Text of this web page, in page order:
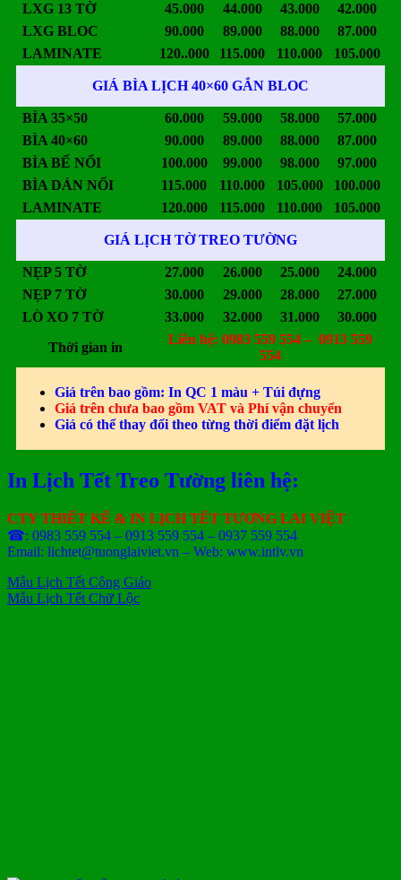
LXG 13 TỜ 45.000 44.000 43.000
42.000
LXG BLOC
90.000 89.000 88.000
87.000
LAMINATE
120..000 115.000 110.000 105.000
GIÁ BÌA LỊCH 40×60 GẮN BLOC
BÌA 35×50 60.000 59.000 58.000
57.000
BÌA 40×60
90.000 89.000 88.000
87.000
BÌA BẾ NỔI
100.000 99.000 98.000
97.000
BÌA DÁN NỔI
115.000 110.000 105.000
100.000
LAMINATE
120.000 115.000 110.000 105.000
GIÁ LỊCH TỜ TREO TƯỜNG
NẸP 5 TỜ 27.000 26.000 25.000
24.000
NẸP 7 TỜ
30.000 29.000 28.000
27.000
LÒ XO 7 TỜ
33.000 32.000 31.000
30.000
Thời gian in
Liên hệ: 0983 559 554 – 0913 559
554
Giá trên bao gồm: In QC 1 màu + Túi đựng
Giá trên chưa bao gồm VAT và Phí vận chuyển
Giá có thể thay đổi theo từng thời điểm đặt lịch
In Lịch Tết Treo Tường liên hệ:
CTY THIẾT KẾ & IN LỊCH TẾT TƯƠNG LAI VIỆT
☎: 0983 559 554 – 0913 559 554 – 0937 559 554
Email: lichtet@tuonglaiviet.vn – Web: www.intlv.vn
Mẫu Lịch Tết Công Giáo
Mẫu Lịch Tết Chữ Lộc